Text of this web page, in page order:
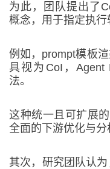
为此，团队提出了
概念，用于指定执行
例如，prompt模板
具视为CoI，Agent
法。
这种统一且可扩展
全面的下游优化与分
其次，研究团队认为